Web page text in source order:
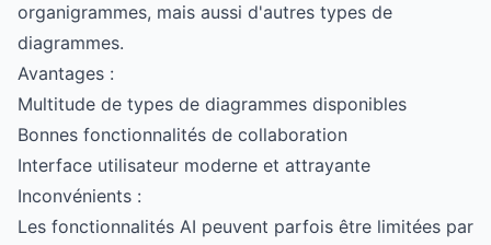
organigrammes, mais aussi d'autres types de
diagrammes.
Avantages :
Multitude de types de diagrammes disponibles
Bonnes fonctionnalités de collaboration
Interface utilisateur moderne et attrayante
Inconvénients :
Les fonctionnalités AI peuvent parfois être limitées par